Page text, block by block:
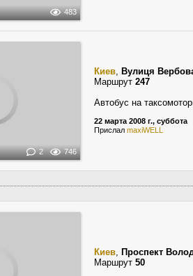
483
2 746
Киев, Вулиця
Маршрут 247
Автобус на
22 марта 2008 г., суббота
Прислал maxiWELL
Киев, Проспект
Маршрут 50